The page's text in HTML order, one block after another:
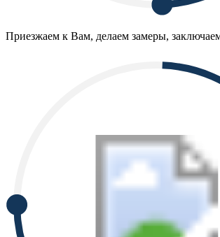
Приезжаем к Вам, делаем замеры,